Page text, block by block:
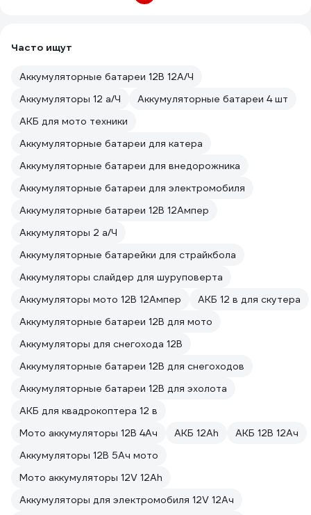
Часто ищут
Аккумуляторные батареи 12В 12А/Ч
Аккумуляторы 12 а/Ч
Аккумуляторные батареи 4 шт
АКБ для мото техники
Аккумуляторные батареи для катера
Аккумуляторные батареи для внедорожника
Аккумуляторные батареи для электромобиля
Аккумуляторные батареи 12В 12Ампер
Аккумуляторы 2 а/Ч
Аккумуляторные батарейки для страйкбола
Аккумуляторы слайдер для шуруповерта
Аккумуляторы мото 12В 12Ампер
АКБ 12 в для скутера
Аккумуляторные батареи 12В для мото
Аккумуляторы для снегохода 12В
Аккумуляторные батареи 12В для снегоходов
Аккумуляторные батареи 12В для эхолота
АКБ для квадрокоптера 12 в
Мото аккумуляторы 12В 4Ач
АКБ 12Ah
АКБ 12В 12Ач
Аккумуляторы 12В 5Ач мото
Мото аккумуляторы 12V 12Ah
Аккумуляторы для электромобиля 12V 12Ач